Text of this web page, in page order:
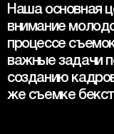
Наша основная
внимание
процессе
важные задачи
созданию
же съемке